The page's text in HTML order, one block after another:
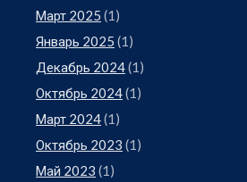
Март 2025 (1)
Январь 2025 (1)
Декабрь 2024(1)
Октябрь 2024(1)
Март 2024(1)
Октябрь 2023 (1)
Май 2023 (1)